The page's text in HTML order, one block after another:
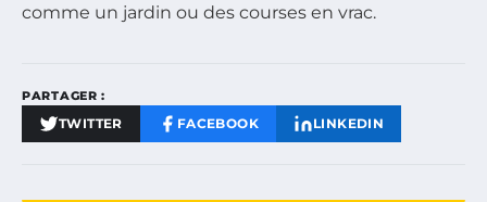
comme un jardin ou des courses en vrac.
PARTAGER :
TWITTER FACEBOOK LINKEDIN